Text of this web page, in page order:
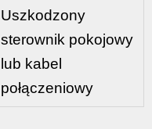
Uszkodzony
sterownik pokojowy
lub kabel
połączeniowy